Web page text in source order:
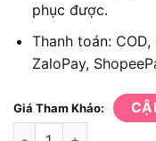
phục được.
Thanh toán:
ZaloPay,
Giá Tham Khảo:
Máy chà nhám dùng